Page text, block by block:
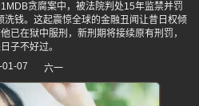
贪腐案中，被法院判处15年监禁并罚
钱。这起震惊全球的金融丑闻让昔日权倾
已在狱中服刑，新刑期将接续原有刑罚，
子不好过。
07
六一